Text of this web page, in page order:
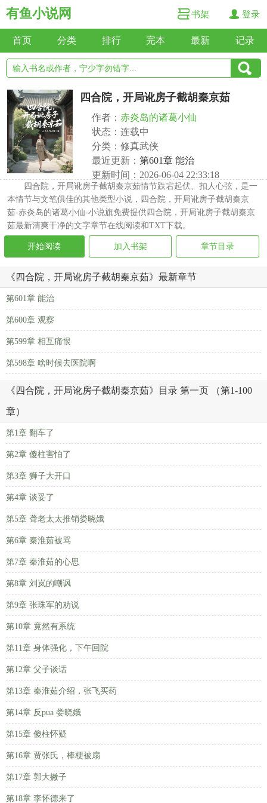
有鱼小说网 书架 登录
首页 分类 排行 完本 最新 记录
四合院，开局讹房子截胡秦京茹
作者： 赤炎岛的诸葛小仙
状态：连载中
分类：修真武侠
最近更新： 第601章 能治
更新时间：2026-06-04 22:33:18
四合院，开局讹房子截胡秦京茹情节跌宕起伏、扣人心弦，是一
本情节与文笔俱佳的其他类型小说，四合院，开局讹房子截胡秦京
茹-赤炎岛的诸葛小仙-小说旗免费提供四合院，开局讹房子截胡秦京
茹最新清爽干净的文字章节在线阅读和TXT下载。
开始阅读 加入书架 章节目录
《四合院，开局讹房子截胡秦京茹》最新章节
第601章 能治
第600章 观察
第599章 相互痛恨
第598章 啥时候去医院啊
《四合院，开局讹房子截胡秦京茹》目录 第一页 （第1-100
章）
第1章 翻车了
第2章 傻柱害怕了
第3章 狮子大开口
第4章 谈妥了
第5章 聋老太太推销娄晓娥
第6章 秦淮茹被骂
第7章 秦淮茹的心思
第8章 刘岚的嘲讽
第9章 张珠军的劝说
第10章 竟然有系统
第11章 身体强化，下午回院
第12章 父子谈话
第13章 秦淮茹介绍，张飞买药
第14章 反pua 娄晓娥
第15章 傻柱怀疑
第16章 贾张氏，棒梗被扇
第17章 郭大撇子
第18章 李怀德来了